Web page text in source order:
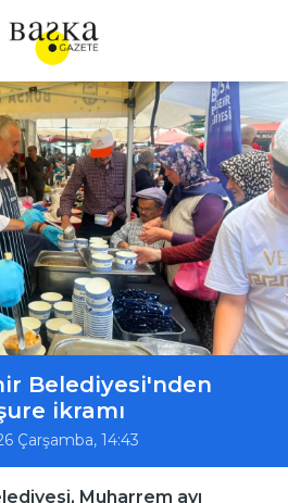
Belediyesi'nden
ikramı
Çarşamba, 14:43
Muharrem ayı